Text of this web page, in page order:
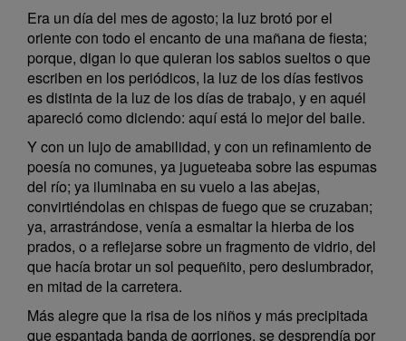
Era un día del mes de agosto; la luz brotó por el
oriente con todo el encanto de una mañana de fiesta;
porque, digan lo que quieran los sabios sueltos o que
escriben en los periódicos, la luz de los días festivos
es distinta de la luz de los días de trabajo, y en aquél
apareció como diciendo: aquí está lo mejor del baile.
Y con un lujo de amabilidad, y con un refinamiento de
poesía no comunes, ya jugueteaba sobre las espumas
del río; ya iluminaba en su vuelo a las abejas,
convirtiéndolas en chispas de fuego que se cruzaban;
ya, arrastrándose, venía a esmaltar la hierba de los
prados, o a reflejarse sobre un fragmento de vidrio, del
que hacía brotar un sol pequeñito, pero deslumbrador,
en mitad de la carretera.
Más alegre que la risa de los niños y más precipitada
que espantada banda de gorriones, se desprendía por